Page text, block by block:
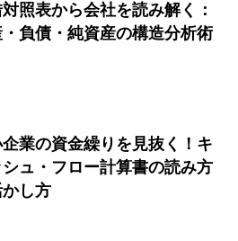
照表から会社を読み解く：
負債・純資産の構造分析術
業の資金繰りを見抜く！キ
シュ・フロー計算書の読み方
かし方